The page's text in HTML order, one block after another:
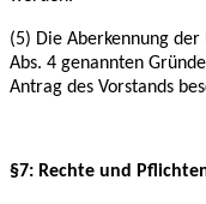
(5) Die Aberkennung
Abs. 4 genannten
Antrag des Vorstands
§7: Rechte und